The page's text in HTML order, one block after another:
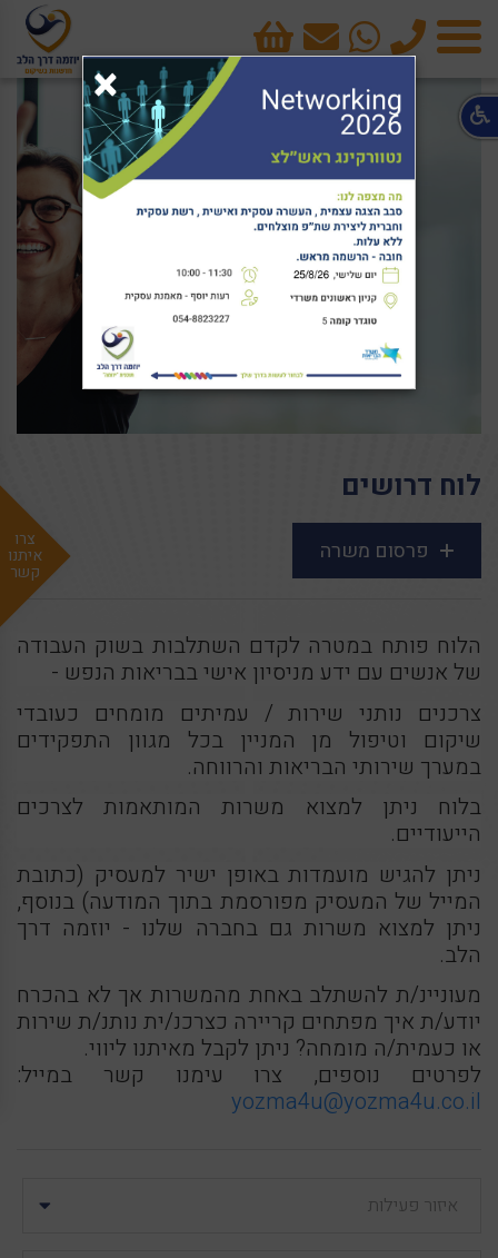
תפריט
טלפון cart
צרו
איתנו
קשר
לוח דרושים
פרסום משרה
הלוח פותח במטרה לקדם השתלבות בשוק העבודה
של אנשים עם ידע מניסיון אישי בבריאות הנפש -
צרכנים נותני שירות / עמיתים מומחים כעובדי
שיקום וטיפול מן המניין בכל מגוון התפקידים
במערך שירותי הבריאות והרווחה.
בלוח ניתן למצוא משרות המותאמות לצרכים
הייעודיים.
ניתן להגיש מועמדות באופן ישיר למעסיק (כתובת
המייל של המעסיק מפורסמת בתוך המודעה) בנוסף,
ניתן למצוא משרות גם בחברה שלנו - יוזמה דרך
הלב.
מעוניינ/ת להשתלב באחת מהמשרות אך לא בהכרח
יודע/ת איך מפתחים קריירה כצרכנ/ית נותנ/ת שירות
או כעמית/ה מומחה? ניתן לקבל מאיתנו ליווי.
לפרטים נוספים, צרו עימנו קשר במייל:
yozma4u@yozma4u.co.il
×